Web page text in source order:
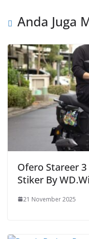
Anda Juga
Ofero Stareer
Stiker By
21 November 2025